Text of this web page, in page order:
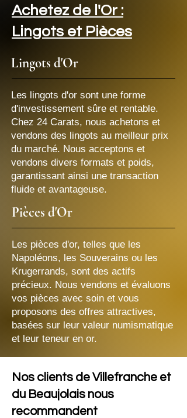
Achetez de l'Or :
Lingots et Pièces
Lingots d'Or
Les lingots d'or sont une forme
d'investissement sûre et rentable.
Chez 24 Carats, nous achetons et
vendons des lingots au meilleur prix
du marché. Nous acceptons et
vendons divers formats et poids,
garantissant ainsi une transaction
fluide et avantageuse.
Pièces d'Or
Les pièces d'or, telles que les
Napoléons, les Souverains ou les
Krugerrands, sont des actifs
précieux. Nous vendons et évaluons
vos pièces avec soin et vous
proposons des offres attractives,
basées sur leur valeur numismatique
et leur teneur en or.
Nos clients de Villefranche et
du Beaujolais nous
recommandent